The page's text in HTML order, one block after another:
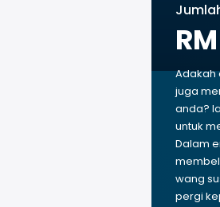
Adakah
juga
anda?
untuk
Dalam
wang
pergi